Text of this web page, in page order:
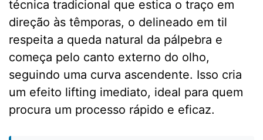
técnica tradicional que estica o traço em
direção às têmporas, o delineado em til
respeita a queda natural da pálpebra e
começa pelo canto externo do olho,
seguindo uma curva ascendente. Isso cria
um efeito lifting imediato, ideal para quem
procura um processo rápido e eficaz.